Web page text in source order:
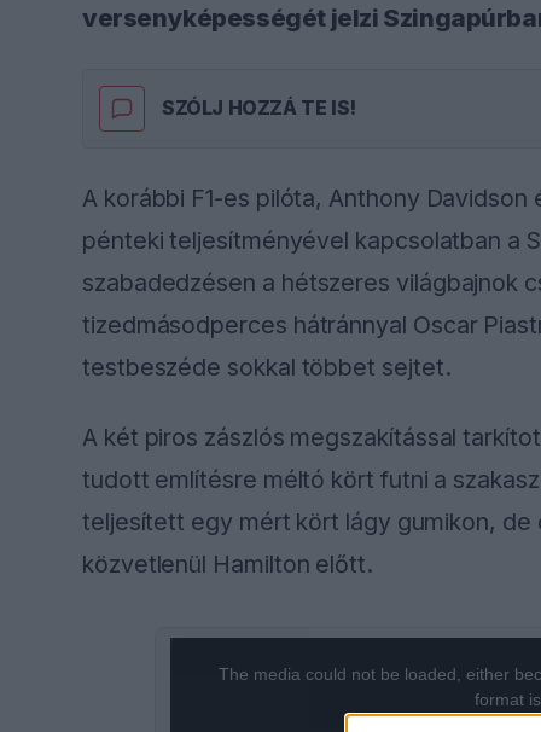
versenyképességét jelzi
SZÓLJ HOZZÁ TE IS!
A korábbi F1-es pilóta, Anthony
pénteki teljesítményével kapcsolatban a
szabadedzésen a hétszeres világbajnok
tizedmásodperces hátránnyal Oscar
testbeszéde sokkal többet sejtet.
A két piros zászlós megszakítással
tudott említésre méltó kört futni a
teljesített egy mért kört lágy gumikon, de
közvetlenül Hamilton előtt.
The media could not be loaded, either
format